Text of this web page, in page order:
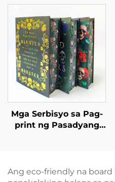
Kwento ng Pagtulog
para sa mga Bata Mga
Aklat na Pampalabas
para sa Kindergarten
na May Hardcover
Mga Serbisyo sa Pag-
print ng Pasadyang
Gilid, Nobela na may
Ang eco-friendly na